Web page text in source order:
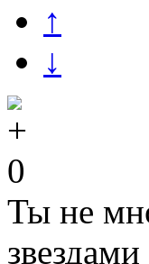
↑
↓
0
Ты не